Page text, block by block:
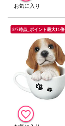
8/7時点_ポイント最大11倍